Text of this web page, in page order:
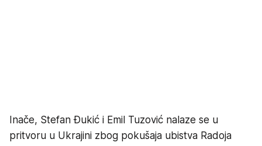
Inače, Stefan Đukić i Emil Tuzović nalaze se u
pritvoru u Ukrajini zbog pokušaja ubistva Radoja